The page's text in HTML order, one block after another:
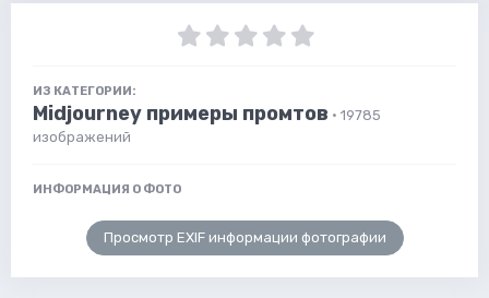
ИЗ КАТЕГОРИИ:
Midjourney примеры промтов · 19785
изображений
ИНФОРМАЦИЯ О ФОТО
Просмотр EXIF информации фотографии